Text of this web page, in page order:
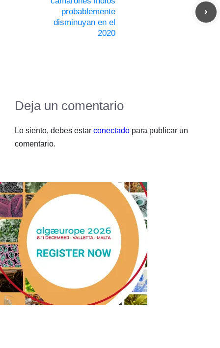
probablemente
disminuyan en el
2020
Deja un comentario
Lo siento, debes estar conectado para publicar un
comentario.